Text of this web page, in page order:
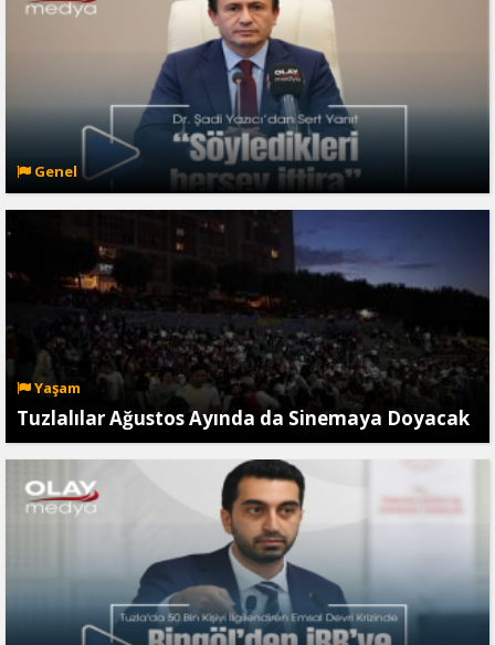
Genel
Yaşam
Tuzlalılar Ağustos Ayında da Sinemaya Doyacak